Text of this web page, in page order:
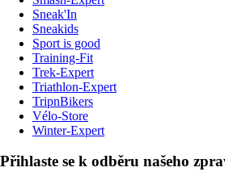
Sneak'In
Sneakids
Sport is good
Training-Fit
Trek-Expert
Triathlon-Expert
TripnBikers
Vélo-Store
Winter-Expert
Přihlaste se k odběru našeho